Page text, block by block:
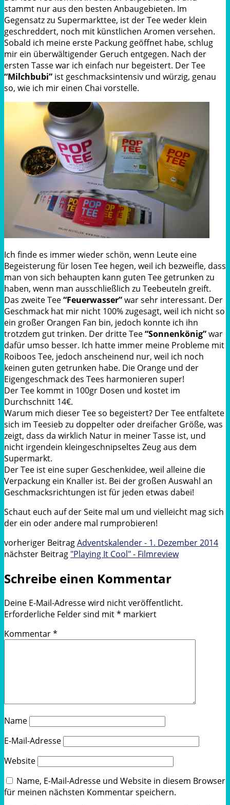
stammt nur aus den besten Anbaugebieten. Im
Gegensatz zu Supermarkttee, ist der Tee weder klein
geschreddert, noch mit künstlichen Aromen versehen.
Sobald ich meine erste Packung geöffnet habe, schlug
mir ein überwältigender Geruch entgegen. Nach der
ersten Tasse war ich einfach nur begeistert. Der Tee
“Milchbubi” ist geschmacksintensiv und würzig, genau
so, wie ich mir einen Chai vorstelle.
Ich finde es immer wieder schön, wenn Leute eine
Begeisterung für losen Tee hegen, weil ich bezweifle, dass
man von sich behaupten kann guten Tee getrunken zu
haben, wenn man ausschließlich zu Teebeuteln greift.
Das zweite Tee“Feuerwasser”war sehr interessant. Der
Geschmack hat mir nicht 100% zugesagt, weil ich nicht so
ein großer Orangen Fan bin, jedoch konnte ich ihn
trotzdem gut trinken. Der dritte Tee“Sonnenkönig”war
dafür umso besser. Ich hatte immer meine Probleme mit
Roiboos Tee, jedoch anscheinend nur, weil ich noch
keinen guten getrunken habe. Die Orange und der
Eigengeschmack des Tees harmonieren super!
Der Tee kommt in 100gr Dosen und kostet im
Durchschnitt 14€.
Warum mich dieser Tee so begeistert? Der Tee entfaltete
sich im Teesieb zu doppelter oder dreifacher Größe, was
zeigt, dass da wirklich Natur in meiner Tasse ist, und
nicht irgendein kleingeschnipseltes Zeug aus dem
Supermarkt.
Der Tee ist eine super Geschenkidee, weil alleine die
Verpackung ein Knaller ist. Bei der großen Auswahl an
Geschmacksrichtungen ist für jeden etwas dabei!
Schaut euch auf der Seite mal um und vielleicht mag sich
der ein oder andere mal rumprobieren!
vorheriger BeitragAdventskalender - 1. Dezember 2014
nächster Beitrag "Playing It Cool" - Filmreview
Schreibe einen Kommentar
Deine E-Mail-Adresse wird nicht veröffentlicht.
Erforderliche Felder sind mit* markiert
Kommentar*
Name
E-Mail-Adresse
Website
Name, E-Mail-Adresse und Website in diesem Browser
für meinen nächsten Kommentar speichern.